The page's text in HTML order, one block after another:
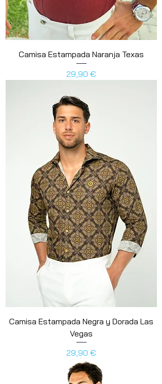
Camisa Estampada Naranja Texas
Preis
29,90 €
Camisa Estampada Negra y Dorada Las
Vegas
Preis
29,90 €